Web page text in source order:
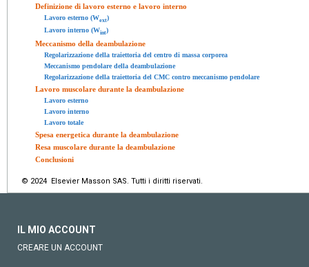
Definizione di lavoro esterno e lavoro interno
Lavoro esterno (Wext)
Lavoro interno (Wint)
Meccanismo della deambulazione
Regolarizzazione della traiettoria del centro di massa corporea
Meccanismo pendolare della deambulazione
Regolarizzazione della traiettoria del CMC contro meccanismo pendolare
Lavoro muscolare durante la deambulazione
Lavoro esterno
Lavoro interno
Lavoro totale
Spesa energetica durante la deambulazione
Resa muscolare durante la deambulazione
Conclusioni
© 2024 Elsevier Masson SAS. Tutti i diritti riservati.
IL MIO ACCOUNT
CREARE UN ACCOUNT